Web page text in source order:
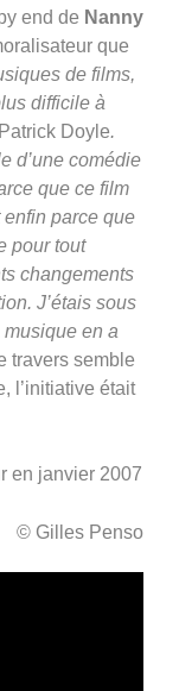
end de Nanny
que
de films,
difficile à
Doyle.
d’une comédie
que ce film
parce que
pour tout
changements
J’étais sous
en a
travers semble
l’initiative était
en janvier 2007
© Gilles Penso